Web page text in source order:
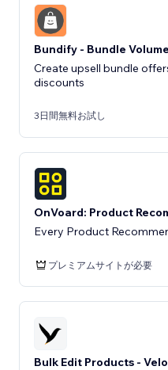
Bundify - Bundle
Create upsell bundle
discounts
3日間無料お試し
OnVoard: Product
Every Product
プレミアムサイトが必要
Bulk Edit Products -